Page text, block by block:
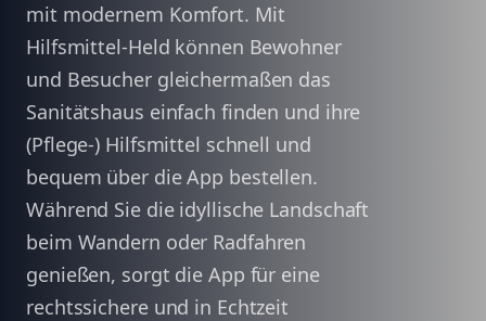
mit modernem Komfort. Mit
Hilfsmittel-Held können Bewohner
und Besucher gleichermaßen das
Sanitätshaus einfach finden und ihre
(Pflege-) Hilfsmittel schnell und
bequem über die App bestellen.
Während Sie die idyllische Landschaft
beim Wandern oder Radfahren
genießen, sorgt die App für eine
rechtssichere und in Echtzeit